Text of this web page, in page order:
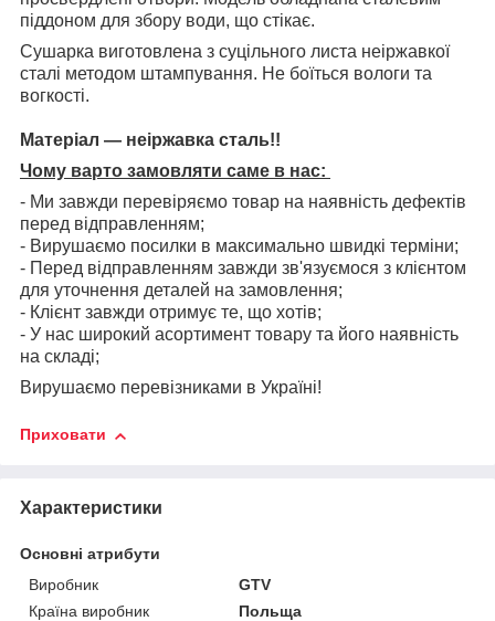
піддоном для збору води, що стікає.
Сушарка виготовлена з суцільного листа неіржавкої
сталі методом штампування. Не боїться вологи та
вогкості.
Матеріал — неіржавка сталь!!
Чому варто замовляти саме в нас:
- Ми завжди перевіряємо товар на наявність дефектів
перед відправленням;
- Вирушаємо посилки в максимально швидкі терміни;
- Перед відправленням завжди зв'язуємося з клієнтом
для уточнення деталей на замовлення;
- Клієнт завжди отримує те, що хотів;
- У нас широкий асортимент товару та його наявність
на складі;
Вирушаємо перевізниками в Україні!
Приховати
Характеристики
Основні атрибути
Виробник
GTV
Країна виробник
Польща